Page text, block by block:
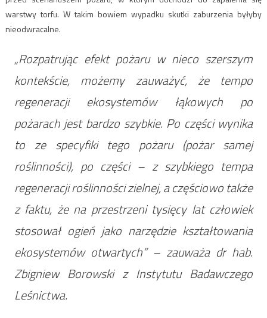
warstwy torfu. W takim bowiem wypadku skutki zaburzenia byłyby
nieodwracalne.
„Rozpatrując efekt pożaru w nieco szerszym
kontekście, możemy zauważyć, że tempo
regeneracji ekosystemów łąkowych po
pożarach jest bardzo szybkie. Po części wynika
to ze specyfiki tego pożaru (pożar samej
roślinności), po części – z szybkiego tempa
regeneracji roślinności zielnej, a częściowo także
z faktu, że na przestrzeni tysięcy lat człowiek
stosował ogień jako narzędzie kształtowania
ekosystemów otwartych” – zauważa dr hab.
Zbigniew Borowski z Instytutu Badawczego
Leśnictwa.